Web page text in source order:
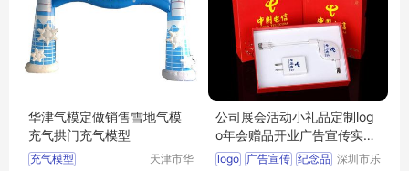
华津气模定做销售雪地气模
充气拱门充气模型
充气模型
天津市华
公司展会活动小礼品定制log
o年会赠品开业广告宣传实用
商务纪念品
logo 广告宣传 纪念品 深圳市乐